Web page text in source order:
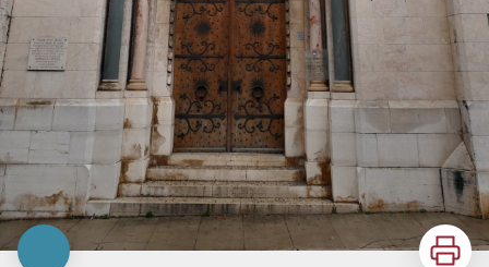
Imprimer